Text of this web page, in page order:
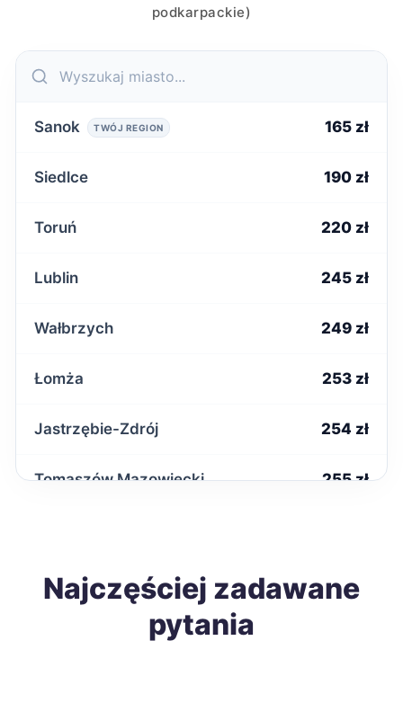
podkarpackie)
Sanok TWÓJ REGION 165 zł
Siedlce 190 zł
Toruń 220 zł
Lublin 245 zł
Wałbrzych 249 zł
Łomża 253 zł
Jastrzębie-Zdrój 254 zł
Tomaszów Mazowiecki 255 zł
Ostrowiec Świętokrzyski 258 zł
Najczęściej zadawane
pytania